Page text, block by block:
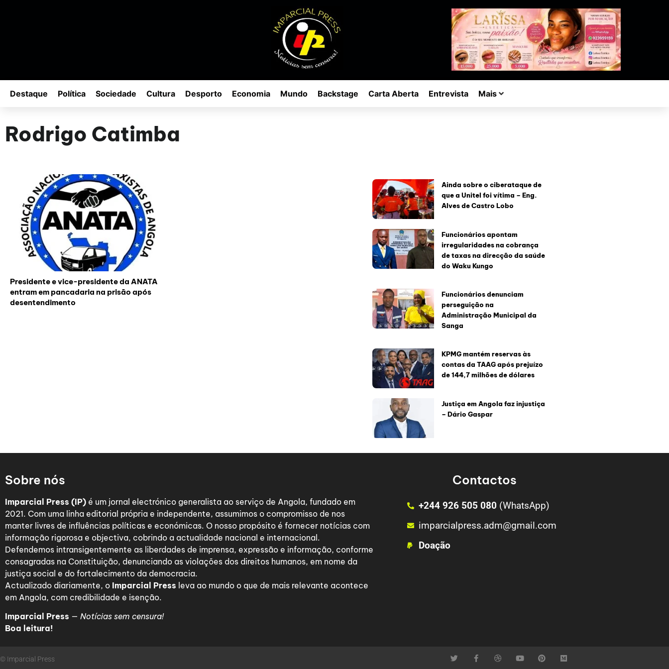
Destaque Política Sociedade Cultura Desporto Economia Mundo Backstage Carta Aberta Entrevista Mais
Rodrigo Catimba
Presidente e vice-presidente da ANATA
entram em pancadaria na prisão após
desentendimento
Ainda sobre o ciberataque de
que a Unitel foi vítima – Eng.
Alves de Castro Lobo
Funcionários apontam
irregularidades na cobrança
de taxas na direcção da saúde
do Waku Kungo
Funcionários denunciam
perseguição na
Administração Municipal da
Sanga
KPMG mantém reservas às
contas da TAAG após prejuízo
de 144,7 milhões de dólares
Justiça em Angola faz injustiça
– Dário Gaspar
Sobre nós
Imparcial Press (IP) é um jornal electrónico generalista ao serviço de Angola, fundado em
2021. Com uma linha editorial própria e independente, assumimos o compromisso de nos
manter livres de influências políticas e económicas. O nosso propósito é fornecer notícias com
informação rigorosa e objectiva, cobrindo a actualidade nacional e internacional.
Defendemos intransigentemente as liberdades de imprensa, expressão e informação, conforme
consagradas na Constituição, denunciando as violações dos direitos humanos, em nome da
justiça social e do fortalecimento da democracia.
Actualizado diariamente, o Imparcial Press leva ao mundo o que de mais relevante acontece
em Angola, com credibilidade e isenção.
Imparcial Press — Notícias sem censura!
Boa leitura!
Contactos
+244 926 505 080 (WhatsApp)
imparcialpress.adm@gmail.com
Doação
© Imparcial Press